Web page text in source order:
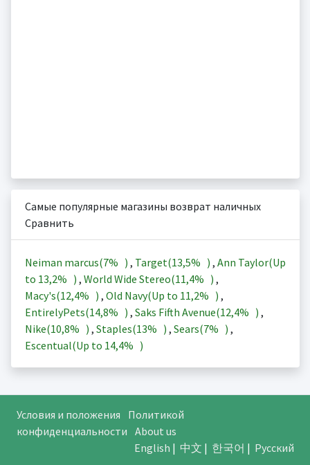
Самые популярные магазины возврат наличных
Сравнить
Neiman marcus(7% ) , Target(13,5% ) , Ann Taylor(Up
to 13,2% ) , World Wide Stereo(11,4% ) ,
Macy's(12,4% ) , Old Navy(Up to 11,2% ) ,
EntirelyPets(14,8% ) , Saks Fifth Avenue(12,4% ) ,
Nike(10,8% ) , Staples(13% ) , Sears(7% ) ,
Escentual(Up to 14,4% )
Условия и положения
Политикой
конфиденциальности About us
English | 中文 | 한국어 | Русский